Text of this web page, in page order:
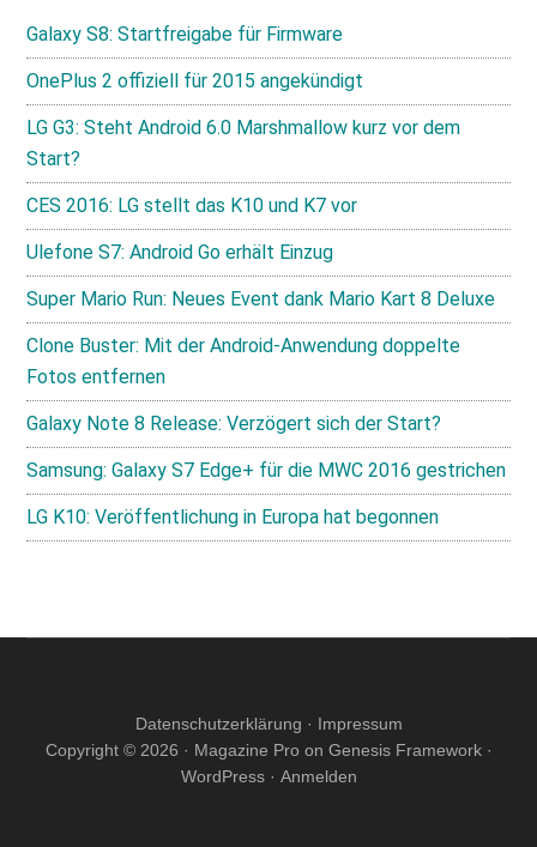
Galaxy S8: Startfreigabe für Firmware
OnePlus 2 offiziell für 2015 angekündigt
LG G3: Steht Android 6.0 Marshmallow kurz vor dem
Start?
CES 2016: LG stellt das K10 und K7 vor
Ulefone S7: Android Go erhält Einzug
Super Mario Run: Neues Event dank Mario Kart 8 Deluxe
Clone Buster: Mit der Android-Anwendung doppelte
Fotos entfernen
Galaxy Note 8 Release: Verzögert sich der Start?
Samsung: Galaxy S7 Edge+ für die MWC 2016 gestrichen
LG K10: Veröffentlichung in Europa hat begonnen
Datenschutzerklärung · Impressum
Copyright © 2026 · Magazine Pro on Genesis Framework·
WordPress· Anmelden